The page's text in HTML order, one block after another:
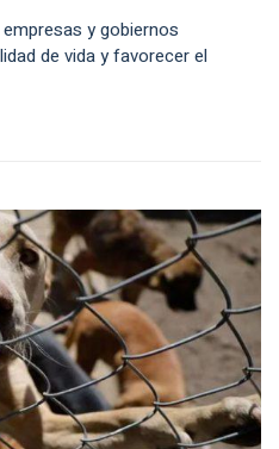
y gobiernos
de vida y favorecer el